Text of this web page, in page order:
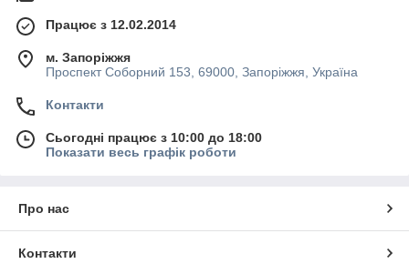
Працює з 12.02.2014
м. Запоріжжя
Проспект Соборний 153, 69000, Запоріжжя, Україна
Контакти
Сьогодні працює з 10:00 до 18:00
Показати весь графік роботи
Про нас
Контакти